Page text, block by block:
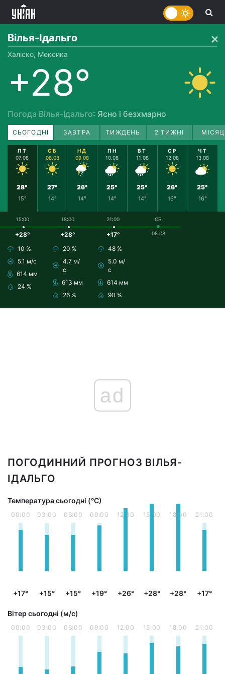
Вілья-Ідальго
Халіско, Мексика
+28°
Погода Вілья-Ідальго: Ясно і безхмарно
СЬОГОДНІ ЗАВТРА ТИЖДЕНЬ 2 ТИЖНІ
ПТ
07.08
28°
15°
СБ
08.08
27°
14°
НД
09.08
26°
14°
ПН
10.08
25°
14°
ВТ
11.08
25°
14°
СР
12.08
26°
16°
ЧТ
13.08
25°
16°
15:00
+28°
10 %
5.1 м/с
614 мм
24 %
18:00
+28°
20 %
4.7 м/
с
613 мм
26 %
21:00
+17°
48 %
5.0 м/
с
614 мм
90 %
СБ
08.08
ad
ПОГОДИННИЙ ПРОГНОЗ ВІЛЬЯ-
ІДАЛЬГО
Температура сьогодні (°С)
00:00
+17°
03:00
+15°
06:00
+15°
09:00
+19°
12:00
+26°
15:00
+28°
18:00
+28°
21:00
+17°
Вітер сьогодні (м/с)
00:00 03:00 06:00 09:00 12:00 15:00 18:00 21:00